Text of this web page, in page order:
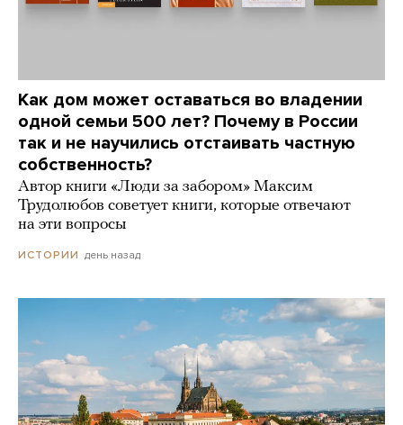
Как дом может оставаться во владении
одной семьи 500 лет? Почему в России
так и не научились отстаивать частную
собственность?
Автор книги «Люди за забором» Максим
Трудолюбов советует книги, которые отвечают
на эти вопросы
ИСТОРИИ день назад